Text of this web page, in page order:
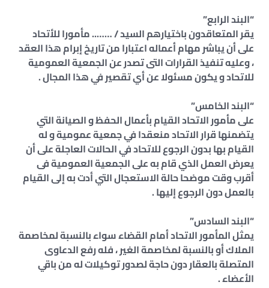
“البند الرابع”
يقر المتعاقدون باختيارهم السيد / …….. مأمورا للأتحاد
على أن يباشر مهام أعماله اعتبارا من تاريخ إبرام هذا العقد
، وعليه تنفيذ القرارات التى تصدر عن الجمعية العمومية
للاتحاد و يكون مسئولا عن أي تقصير في هذا المجال .
“البند الخامس”
على مأمور الاتحاد القيام بأعمال الحفظ و الصيانة التي
يتضمنها قرار الاتحاد منعقدا في جمعية عمومية و له
القيام بها بدون الرجوع للاتحاد في الحالات العاجلة على أن
يعرض العمل الذي قام به على الجمعية العمومية فى
أقرب وقت موضحا حالة الاستعجال التي أدت به إلى القيام
بالعمل دون الرجوع إليها .
“البند السادس”
يمثل المأمور الاتحاد أمام القضاء سواء بالنسبة لمخاصمة
الملاك أو بالنسبة لمخاصمة الغير ، فله رفع الدعاوى
المتصلة بالعقار دون حاجة لصدور توكيلات له من باقي
الأعضاء .